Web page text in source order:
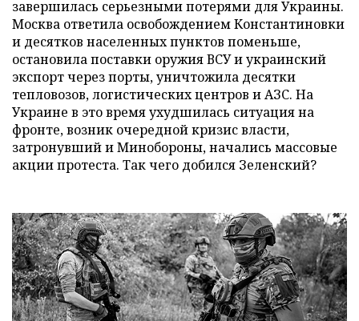
завершилась серьезными потерями для Украины.
Москва ответила освобождением Константиновки
и десятков населенных пунктов поменьше,
остановила поставки оружия ВСУ и украинский
экспорт через порты, уничтожила десятки
тепловозов, логистических центров и АЗС. На
Украине в это время ухудшилась ситуация на
фронте, возник очередной кризис власти,
затронувший и Минобороны, начались массовые
акции протеста. Так чего добился Зеленский?